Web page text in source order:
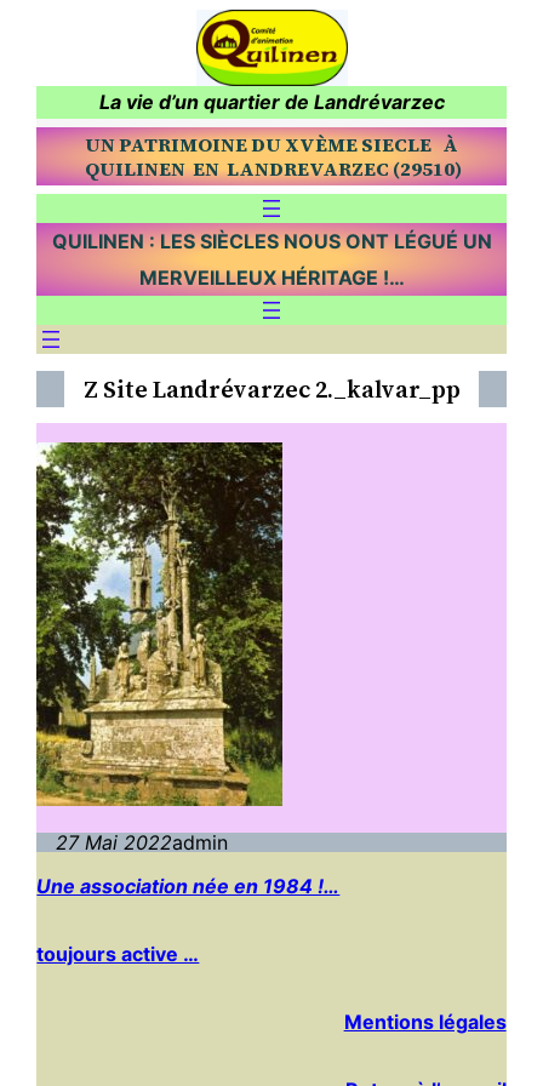
La vie d’un quartier de Landrévarzec
UN PATRIMOINE DU XVÈME SIECLE À
QUILINEN EN LANDREVARZEC (29510)
QUILINEN : LES SIÈCLES NOUS ONT LÉGUÉ UN
MERVEILLEUX HÉRITAGE !…
Z Site Landrévarzec 2._kalvar_pp
27 Mai 2022admin
Une association née en 1984 !…
toujours active …
Mentions légales